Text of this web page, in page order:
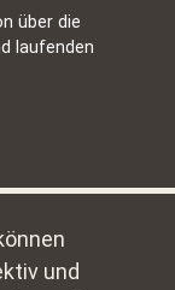
über die
laufenden
und